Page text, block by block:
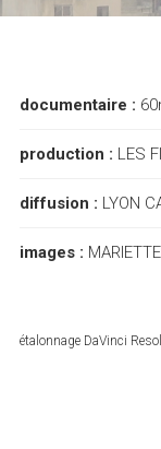
documentaire :
production : LES
diffusion : LYON
images :
étalonnage DaVinci